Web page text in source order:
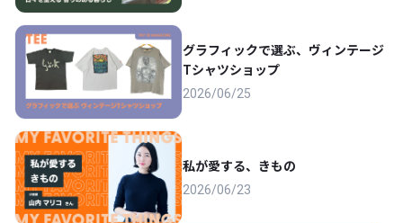
グラフィックで選ぶ、ヴィンテージ
Tシャツショップ
2026/06/25
私が愛する、きもの
2026/06/23